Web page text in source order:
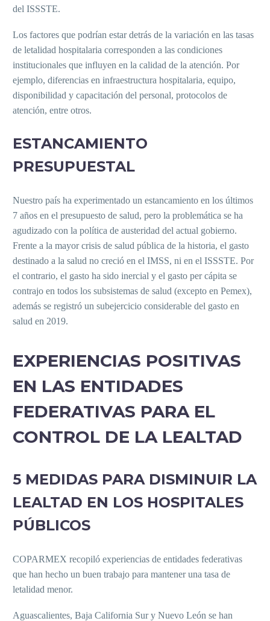
del ISSSTE.
Los factores que podrían estar detrás de la variación en las tasas
de letalidad hospitalaria corresponden a las condiciones
institucionales que influyen en la calidad de la atención. Por
ejemplo, diferencias en infraestructura hospitalaria, equipo,
disponibilidad y capacitación del personal, protocolos de
atención, entre otros.
ESTANCAMIENTO
PRESUPUESTAL
Nuestro país ha experimentado un estancamiento en los últimos
7 años en el presupuesto de salud, pero la problemática se ha
agudizado con la política de austeridad del actual gobierno.
Frente a la mayor crisis de salud pública de la historia, el gasto
destinado a la salud no creció en el IMSS, ni en el ISSSTE. Por
el contrario, el gasto ha sido inercial y el gasto per cápita se
contrajo en todos los subsistemas de salud (excepto en Pemex),
además se registró un subejercicio considerable del gasto en
salud en 2019.
EXPERIENCIAS POSITIVAS
EN LAS ENTIDADES
FEDERATIVAS PARA EL
CONTROL DE LA LEALTAD
5 MEDIDAS PARA DISMINUIR LA
LEALTAD EN LOS HOSPITALES
PÚBLICOS
COPARMEX recopiló experiencias de entidades federativas
que han hecho un buen trabajo para mantener una tasa de
letalidad menor.
Aguascalientes, Baja California Sur y Nuevo León se han